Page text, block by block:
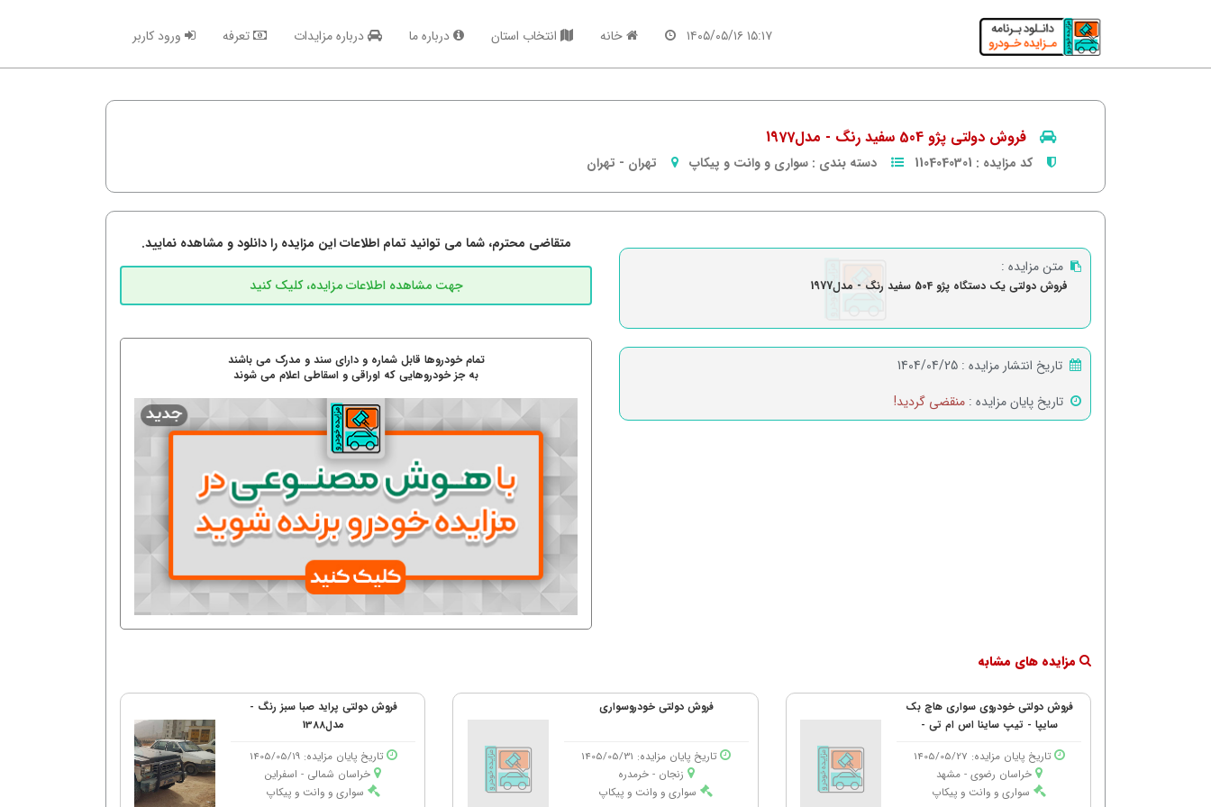
۱۵:۱۷ ۱۴۰۵/۰۵/۱۶ خانه انتخاب استان درباره ما درباره مزایدات تعرفه ورود کاربر
فروش دولتی پژو 504 سفید رنگ - مدل1977
کد مزایده : 1104040301 دسته بندی : سواری و وانت و پیکاپ تهران - تهران
متن مزایده :
فروش دولتی یک دستگاه پژو 504 سفید رنگ - مدل1977
تاریخ انتشار مزایده : 1404/04/25
تاریخ پایان مزایده : منقضی گردید!
متقاضی محترم، شما می توانید تمام اطلاعات این مزایده را دانلود و مشاهده نمایید.
تمام خودروها قابل شماره و دارای سند و مدرک می باشند
به جز خودروهایی که اوراقی و اسقاطی اعلام می شوند
مزایده های مشابه
فروش دولتی خودروی سواری هاچ بک
سایپا - تیپ ساینا اس ام تی -
تاریخ پایان مزایده: 1405/05/27
خراسان رضوی - مشهد
سواری و وانت و پیکاپ
فروش دولتی خودروسواری
تاریخ پایان مزایده: 1405/05/31
زنجان - خرمدره
سواری و وانت و پیکاپ
فروش دولتی پراید صبا سبز رنگ -
مدل1388
تاریخ پایان مزایده: 1405/05/19
خراسان شمالی - اسفراین
سواری و وانت و پیکاپ